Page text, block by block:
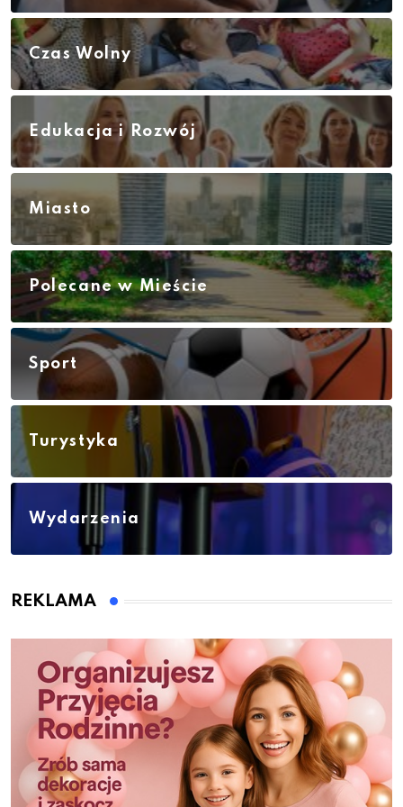
Czas Wolny
Edukacja i Rozwój
Miasto
Polecane w Mieście
Sport
Turystyka
Wydarzenia
REKLAMA